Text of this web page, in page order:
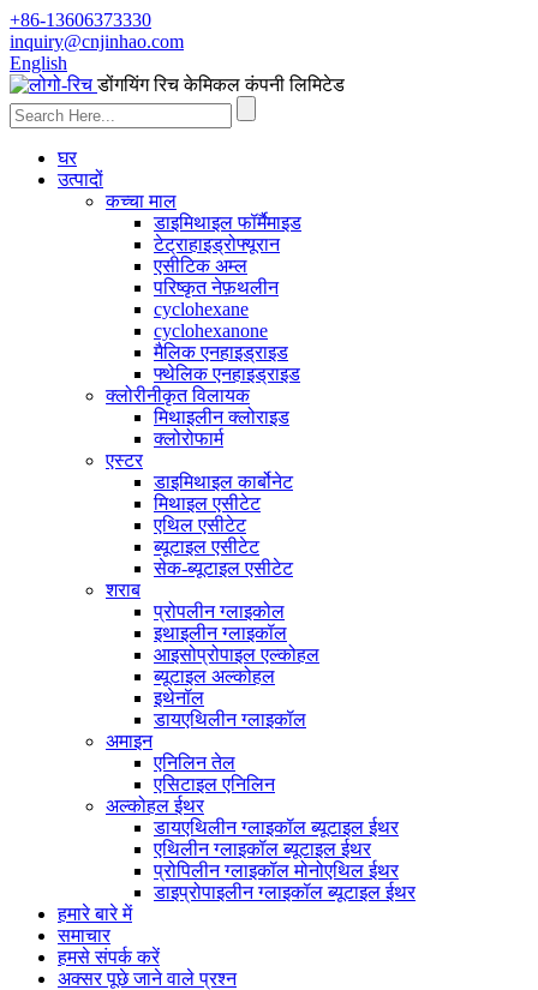
+86-13606373330
inquiry@cnjinhao.com
English
डोंगयिंग रिच केमिकल कंपनी लिमिटेड
घर
उत्पादों
कच्चा माल
डाइमिथाइल फॉर्मैमाइड
टेट्राहाइड्रोफ्यूरान
एसीटिक अम्ल
परिष्कृत नेफ़थलीन
cyclohexane
cyclohexanone
मैलिक एनहाइड्राइड
फ्थेलिक एनहाइड्राइड
क्लोरीनीकृत विलायक
मिथाइलीन क्लोराइड
क्लोरोफार्म
एस्टर
डाइमिथाइल कार्बोनेट
मिथाइल एसीटेट
एथिल एसीटेट
ब्यूटाइल एसीटेट
सेक-ब्यूटाइल एसीटेट
शराब
प्रोपलीन ग्लाइकोल
इथाइलीन ग्लाइकॉल
आइसोप्रोपाइल एल्कोहल
ब्यूटाइल अल्कोहल
इथेनॉल
डायएथिलीन ग्लाइकॉल
अमाइन
एनिलिन तेल
एसिटाइल एनिलिन
अल्कोहल ईथर
डायएथिलीन ग्लाइकॉल ब्यूटाइल ईथर
एथिलीन ग्लाइकॉल ब्यूटाइल ईथर
प्रोपिलीन ग्लाइकॉल मोनोएथिल ईथर
डाइप्रोपाइलीन ग्लाइकॉल ब्यूटाइल ईथर
हमारे बारे में
समाचार
हमसे संपर्क करें
अक्सर पूछे जाने वाले प्रश्न